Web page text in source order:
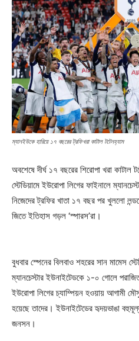
ম্যানইউকে হারিয়ে ১৭ বছরের ট্রফিখরা কাটাল টটেনহ্যাম
অবশেষে দীর্ঘ ১৭ বছরের শিরোপা খরা কাটাল
স্টেডিয়ামে ইউরোপা লিগের ফাইনালে
নিজেদের ট্রফির খাতা ১৭ বছর পর খুললো
জিতে ইতিহাস গড়ল ‘স্পারস’রা।
বুধবার স্পেনের বিলবাও শহরের সান মামেস
ম্যানচেস্টার ইউনাইটেডকে ১-০ গোলে
ইউরোপা লিগের চ্যাম্পিয়ন হওয়ায় আগামী
হয়েছে তাদের। ইউনাইটেডের হৃদয়ভাঙা
জনসন।